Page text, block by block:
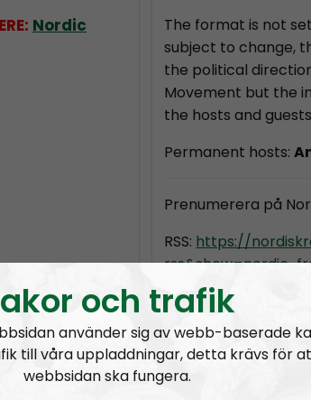
Nordic
The format is not
subject to change,
the political
Movement but the
the hosts and
Permanent hosts:
Prenumerera på
RSS: https://
rss&show=nordic-
och trafik
använder sig av webb-baserade
till våra uppladdningar, detta krävs för
webbsidan ska fungera.